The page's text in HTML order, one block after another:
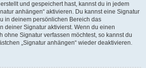
und gespeichert hast, kannst du in jedem
anhängen“ aktivieren. Du kannst eine Signatur
in deinem persönlichen Bereich das
deiner Signatur aktivierst. Wenn du einen
ohne Signatur verfassen möchtest, so kannst du
„Signatur anhängen“ wieder deaktivieren.